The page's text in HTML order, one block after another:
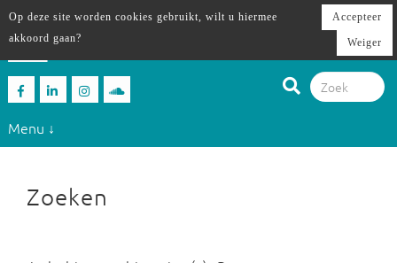
Menu ↓
Zoeken
Op deze site worden cookies gebruikt, wilt u hiermee
akkoord gaan?
Accepteer
Weiger